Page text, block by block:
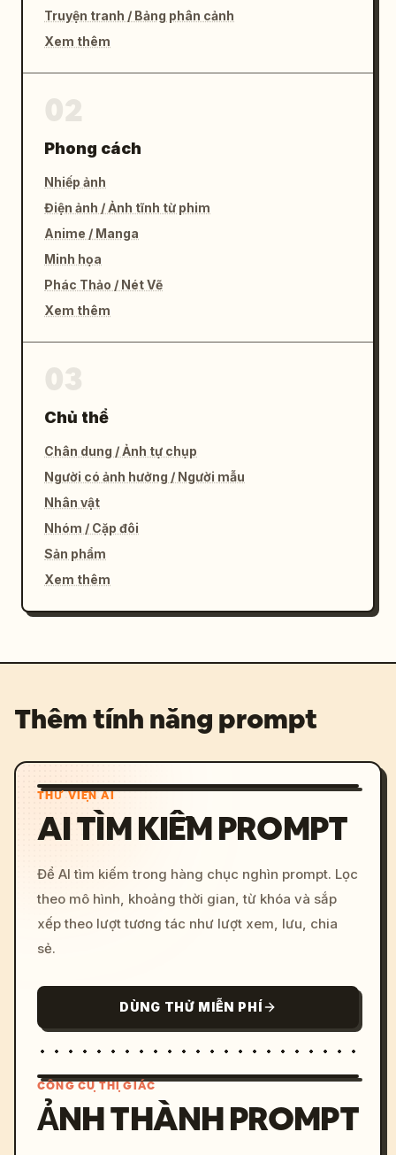
Truyện tranh / Bảng phân cảnh
Xem thêm
Phong cách
Nhiếp ảnh
Điện ảnh / Ảnh tĩnh từ phim
Anime / Manga
Minh họa
Phác Thảo / Nét Vẽ
Xem thêm
Chủ thể
Chân dung / Ảnh tự chụp
Người có ảnh hưởng / Người mẫu
Nhân vật
Nhóm / Cặp đôi
Sản phẩm
Xem thêm
Thêm tính năng prompt
THƯ VIỆN AI
AI TÌM KIẾM PROMPT
Để AI tìm kiếm trong hàng chục nghìn prompt. Lọc
theo mô hình, khoảng thời gian, từ khóa và sắp
xếp theo lượt tương tác như lượt xem, lưu, chia
sẻ.
DÙNG THỬ MIỄN PHÍ
CÔNG CỤ THỊ GIÁC
ẢNH THÀNH PROMPT